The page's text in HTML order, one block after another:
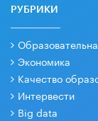
РУБРИКИ
Экономика
Качество
Интервести
Big data